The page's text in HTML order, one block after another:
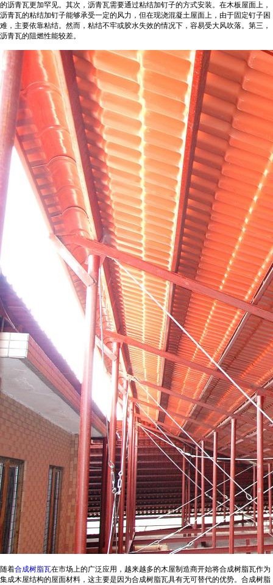
的沥青瓦更加罕见。其次，沥青瓦需要通过粘结加钉子的方式安装。在木板屋面上，
沥青瓦的粘结加钉子能够承受一定的风力，但在现浇混凝土屋面上，由于固定钉子困
难，主要依靠粘结。然而，粘结不牢或胶水失效的情况下，容易受大风吹落。第三，
沥青瓦的阻燃性能较差。
随着合成树脂瓦在市场上的广泛应用，越来越多的木屋制造商开始将合成树脂瓦作为
集成木屋结构的屋面材料，这主要是因为合成树脂瓦具有无可替代的优势。合成树脂